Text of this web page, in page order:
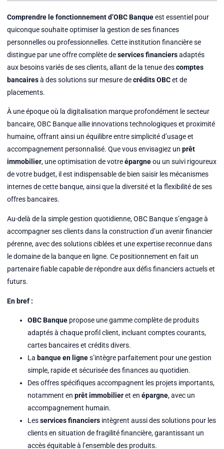
Comprendre le fonctionnement d’OBC Banqueest essentiel pour
quiconque souhaite optimiser la gestion de ses finances
personnelles ou professionnelles. Cette institution financière se
distingue par une offre complète deservices financiersadaptés
aux besoins variés de ses clients, allant de la tenue descomptes
bancairesà des solutions sur mesure decrédits OBCet de
placements.
À une époque où la digitalisation marque profondément le secteur
bancaire, OBC Banque allie innovations technologiques et proximité
humaine, offrant ainsi un équilibre entre simplicité d’usage et
accompagnement personnalisé. Que vous envisagiez un prêt
immobilier, une optimisation de votreépargneou un suivi rigoureux
de votre budget, il est indispensable de bien saisir les mécanismes
internes de cette banque, ainsi que la diversité et la flexibilité de ses
offres bancaires.
Au-delà de la simple gestion quotidienne, OBC Banque s’engage à
accompagner ses clients dans la construction d’un avenir financier
pérenne, avec des solutions ciblées et une expertise reconnue dans
le domaine de la banque en ligne. Ce positionnement en fait un
partenaire fiable capable de répondre aux défis financiers actuels et
futurs.
En bref :
OBC Banquepropose une gamme complète de produits
adaptés à chaque profil client, incluant comptes courants,
cartes bancaires et crédits divers.
La banque en lignes’intègre parfaitement pour une gestion
simple, rapide et sécurisée des finances au quotidien.
Des offres spécifiques accompagnent les projets importants,
notamment en prêt immobilieret en épargne, avec un
accompagnement humain.
Lesservices financiersintègrent aussi des solutions pour les
clients en situation de fragilité financière, garantissant un
accès équitable à l’ensemble des produits.